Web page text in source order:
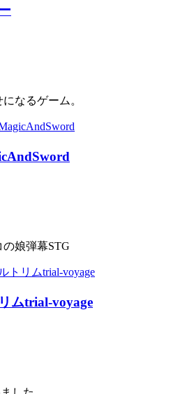
なるゲーム。
娘弾幕STG
ムtrial-voyage